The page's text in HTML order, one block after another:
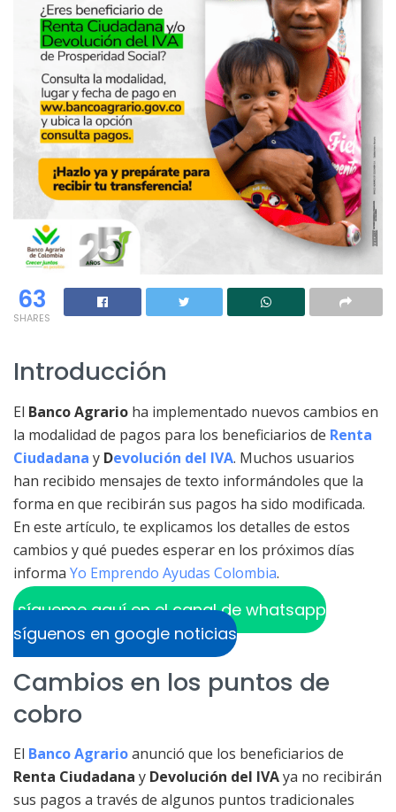
63
SHARES
Introducción
El Banco Agrario ha implementado nuevos cambios en
la modalidad de pagos para los beneficiarios de Renta
Ciudadana y Devolución del IVA. Muchos usuarios
han recibido mensajes de texto informándoles que la
forma en que recibirán sus pagos ha sido modificada.
En este artículo, te explicamos los detalles de estos
cambios y qué puedes esperar en los próximos días
informa Yo Emprendo Ayudas Colombia.
sígueme aquí en el canal de whatsapp
síguenos en google noticias
Cambios en los puntos de
cobro
El Banco Agrarioanunció que los beneficiarios de
Renta Ciudadana y Devolución del IVAya no recibirán
sus pagos a través de algunos puntos tradicionales